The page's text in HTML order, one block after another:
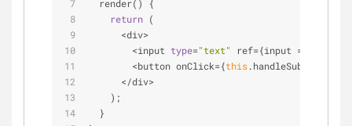
  render() {
return (
<div>
<input type="text" ref={input =
<button onClick={this.handleSubmit}
</div>
    );
  }